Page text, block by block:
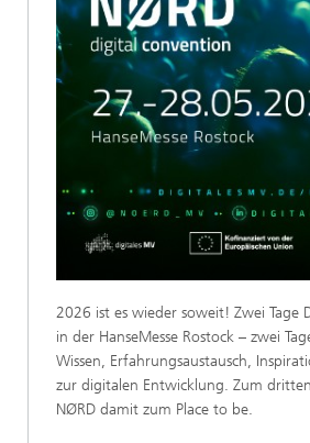
2026 ist es wieder soweit! Zwei Tage
in der HanseMesse Rostock – zwei
Wissen, Erfahrungsaustausch,
zur digitalen Entwicklung. Zum
NØRD damit zum Place to be.